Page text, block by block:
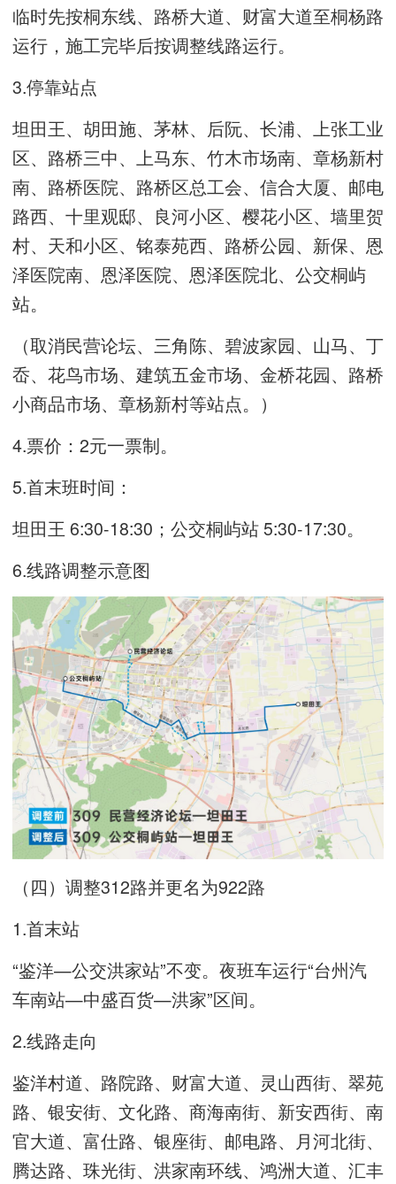
临时先按桐东线、路桥大道、财富大道至桐杨路
运行，施工完毕后按调整线路运行。
3.停靠站点
坦田王、胡田施、茅林、后阮、长浦、上张工业
区、路桥三中、上马东、竹木市场南、章杨新村
南、路桥医院、路桥区总工会、信合大厦、邮电
路西、十里观邸、良河小区、樱花小区、墙里贺
村、天和小区、铭泰苑西、路桥公园、新保、恩
泽医院南、恩泽医院、恩泽医院北、公交桐屿
站。
（取消民营论坛、三角陈、碧波家园、山马、丁
岙、花鸟市场、建筑五金市场、金桥花园、路桥
小商品市场、章杨新村等站点。）
4.票价：2元一票制。
5.首末班时间：
坦田王 6:30-18:30；公交桐屿站 5:30-17:30。
6.线路调整示意图
（四）调整312路并更名为922路
1.首末站
“鉴洋—公交洪家站”不变。夜班车运行“台州汽
车南站—中盛百货—洪家”区间。
2.线路走向
鉴洋村道、路院路、财富大道、灵山西街、翠苑
路、银安街、文化路、商海南街、新安西街、南
官大道、富仕路、银座街、邮电路、月河北街、
腾达路、珠光街、洪家南环线、鸿洲大道、汇丰